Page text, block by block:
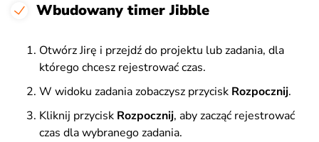
Wbudowany timer Jibble
Otwórz Jirę i przejdź do projektu lub zadania, dla
którego chcesz rejestrować czas.
W widoku zadania zobaczysz przycisk Rozpocznij.
Kliknij przycisk Rozpocznij, aby zacząć rejestrować
czas dla wybranego zadania.